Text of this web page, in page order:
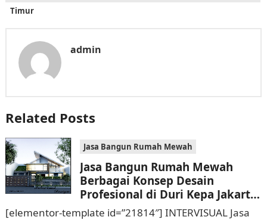
Timur
admin
Related Posts
Jasa Bangun Rumah Mewah
Jasa Bangun Rumah Mewah
Berbagai Konsep Desain
Profesional di Duri Kepa Jakarta
Barat Hubungi 0811 9933 588
[elementor-template id=”21814″] INTERVISUAL Jasa